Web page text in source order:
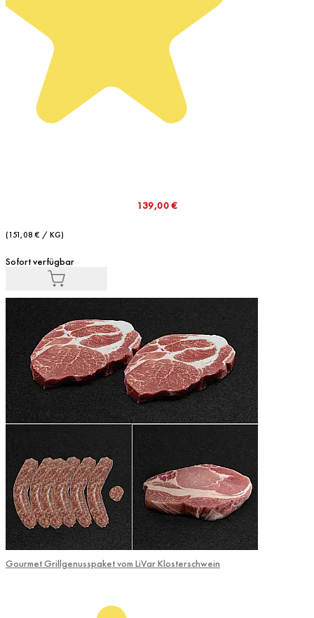
139,00 €
(151,08 € / KG)
Sofort verfügbar
Gourmet Grillgenusspaket vom LiVar Klosterschwein